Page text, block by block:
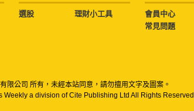
選股 理財小工具 會員中心
常見問題
限公司 所有，未經本站同意，請勿擅用文字及圖案。
a division of Cite Publishing Ltd All Rights Reserved.